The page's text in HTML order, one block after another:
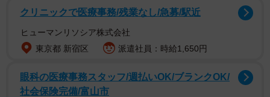
クリニックで医療事務/残業なし/急募/駅近
ヒューマンリソシア株式会社
東京都 新宿区
派遣社員：時給1,650円
眼科の医療事務スタッフ/週払いOK/ブランクOK/
社会保険完備/富山市